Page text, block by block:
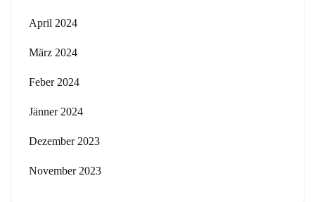
April 2024
März 2024
Feber 2024
Jänner 2024
Dezember 2023
November 2023